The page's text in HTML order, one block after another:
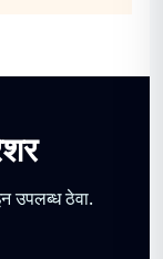
उपलब्ध ठेवा.